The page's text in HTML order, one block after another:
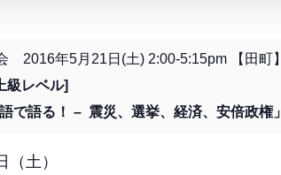
2016年5月21日(土) 2:00-5:15pm 【田町】
級レベル]
で語る！ – 震災、選挙、経済、安倍政権」
土）